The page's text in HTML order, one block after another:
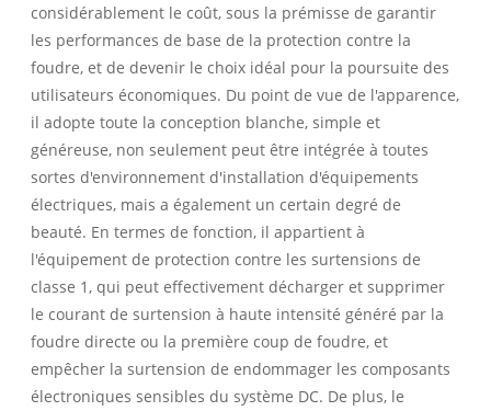
considérablement le coût, sous la prémisse de garantir
les performances de base de la protection contre la
foudre, et de devenir le choix idéal pour la poursuite des
utilisateurs économiques. Du point de vue de l'apparence,
il adopte toute la conception blanche, simple et
généreuse, non seulement peut être intégrée à toutes
sortes d'environnement d'installation d'équipements
électriques, mais a également un certain degré de
beauté. En termes de fonction, il appartient à
l'équipement de protection contre les surtensions de
classe 1, qui peut effectivement décharger et supprimer
le courant de surtension à haute intensité généré par la
foudre directe ou la première coup de foudre, et
empêcher la surtension de endommager les composants
électroniques sensibles du système DC. De plus, le